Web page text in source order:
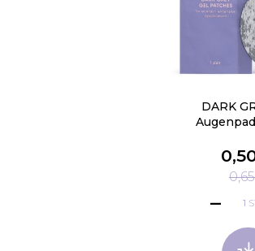
DARK